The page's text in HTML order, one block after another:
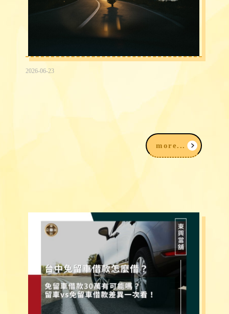
2026-06-23
2026台中民間信用借款借錢3大途徑，
more...